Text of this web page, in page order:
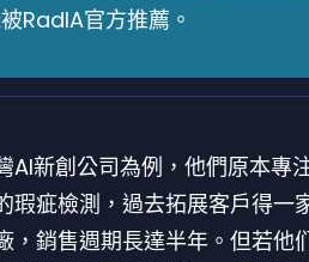
RadIA官方推薦。
AI新創公司為例，他們原本專
瑕疵檢測，過去拓展客戶得一
，銷售週期長達半年。但若他